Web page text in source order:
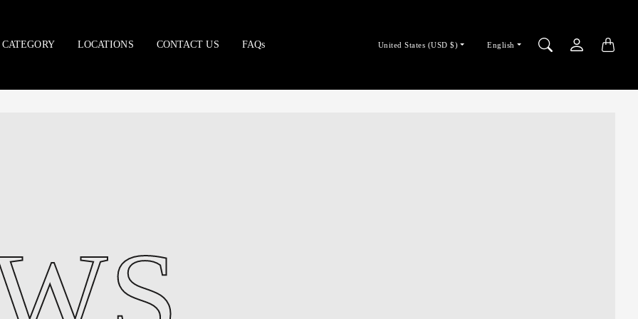
CATEGORY LOCATIONS CONTACT US FAQs
selector
United States (USD $)
selector
English